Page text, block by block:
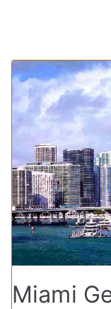
Miami